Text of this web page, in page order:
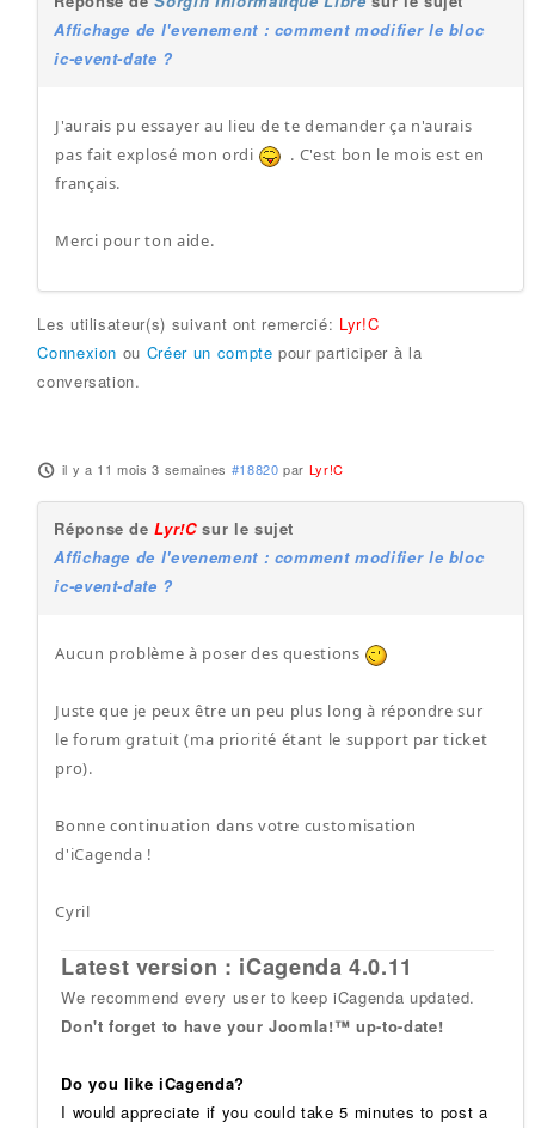
Affichage de l'evenement : comment modifier le bloc
ic-event-date ?
J'aurais pu essayer au lieu de te demander ça n'aurais
pas fait explosé mon ordi
. C'est bon le mois est en
français.
Merci pour ton aide.
Les utilisateur(s) suivant ont remercié: Lyr!C
Connexion ou Créer un compte pour participer à la
conversation.
il y a 11 mois 3 semaines #18820 par Lyr!C
Réponse deLyr!Csur le sujet
Affichage de l'evenement : comment modifier le bloc
ic-event-date ?
Aucun problème à poser des questions
Juste que je peux être un peu plus long à répondre sur
le forum gratuit (ma priorité étant le support par ticket
pro).
Bonne continuation dans votre customisation
d'iCagenda !
Cyril
Latest version : iCagenda 4.0.11
We recommend every user to keep iCagenda updated.
Don't forget to have your Joomla!™ up-to-date!
Do you like iCagenda?
I would appreciate if you could take 5 minutes to post a